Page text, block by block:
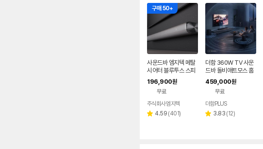
구매 50+
사운드바 엠지텍 메탈
시어터 블루투스 스피
커 TV 홈시어터 300
W 6채널
196,900원
무료
주식회사 엠지텍
별 4.59 리
(401)
더함 360W TV 사운
드바 돌비애트모스 홈
시어터 블루투스 스피
커 5.1.2채널
459,000원
무료
페이
더함PLUS
별 3.83 리
(12)